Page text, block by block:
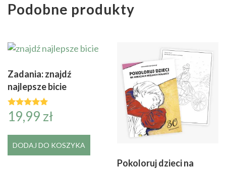
Podobne produkty
Zadania: znajdź
najlepsze bicie
Oceniono
4.92
19,99 zł
DODAJ DO KOSZYKA
Pokoloruj dzieci na